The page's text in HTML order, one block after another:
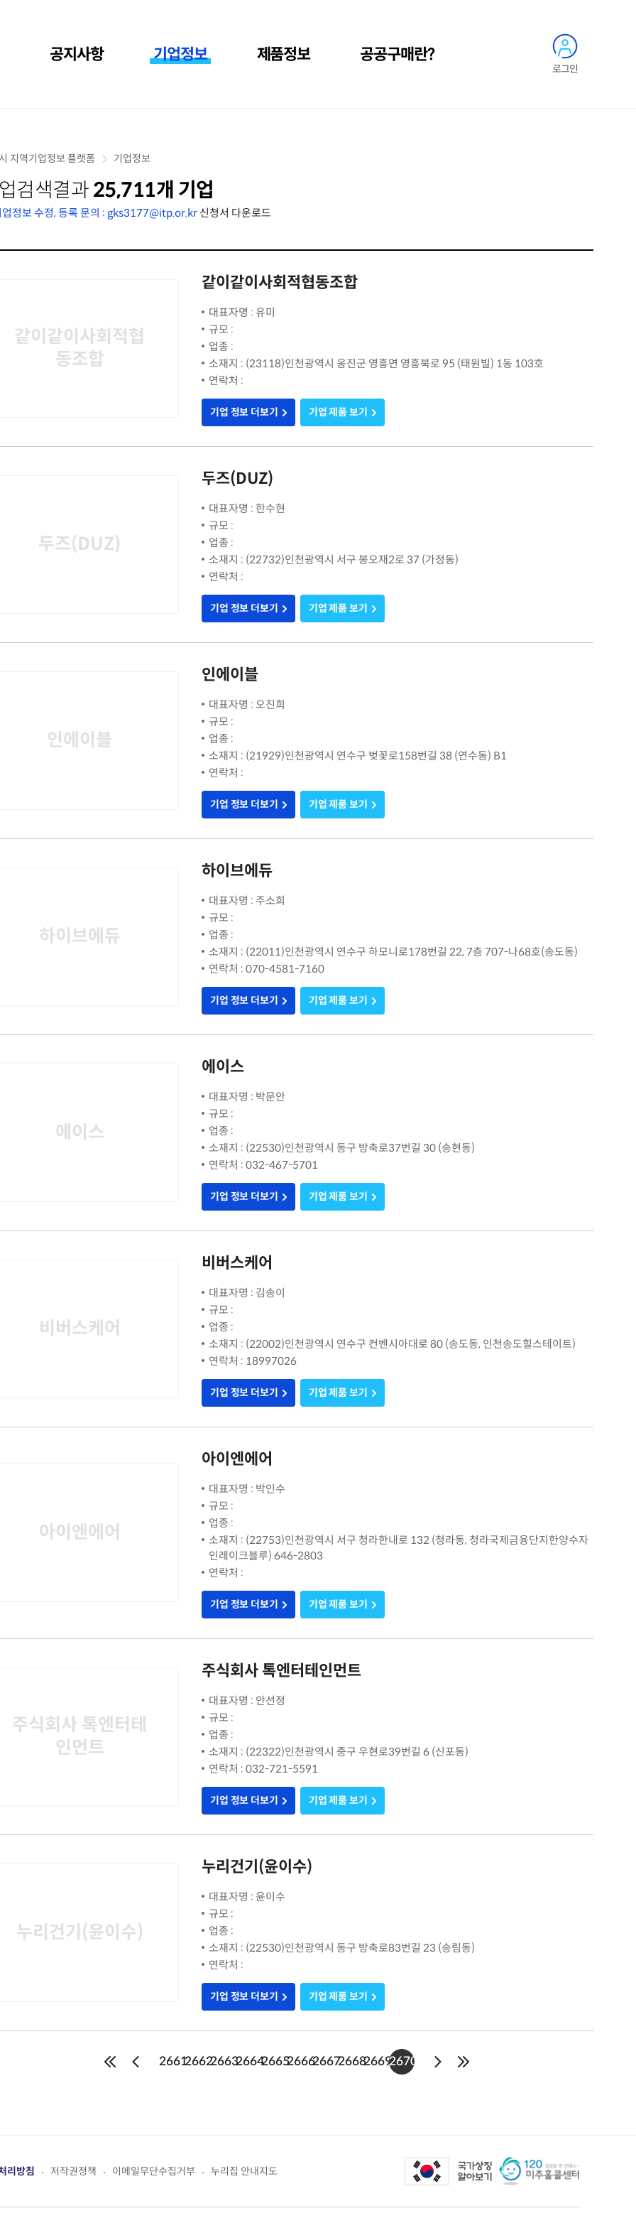
공지사항 기업정보 제품정보 공공구매란?
로그인
지역기업정보 플랫폼 기업정보
검색결과 25,711개 기업
정보 수정, 등록 문의 : gks3177@itp.or.kr 신청서 다운로드
같이같이사회적협
동조합
같이같이사회적협동조합
대표자명 : 유미
규모 :
업종 :
소재지 : (23118)인천광역시 옹진군 영흥면 영흥북로 95 (태원빌) 1동 103호
연락처 :
기업 정보 더보기 기업 제품 보기
두즈(DUZ)
두즈(DUZ)
대표자명 : 한수현
규모 :
업종 :
소재지 : (22732)인천광역시 서구 봉오재2로 37 (가정동)
연락처 :
기업 정보 더보기 기업 제품 보기
인에이블
인에이블
대표자명 : 오진희
규모 :
업종 :
소재지 : (21929)인천광역시 연수구 벚꽃로158번길 38 (연수동) B1
연락처 :
기업 정보 더보기 기업 제품 보기
하이브에듀
하이브에듀
대표자명 : 주소희
규모 :
업종 :
소재지 : (22011)인천광역시 연수구 하모니로178번길 22, 7층 707-나68호(송도동)
연락처 : 070-4581-7160
기업 정보 더보기 기업 제품 보기
에이스
에이스
대표자명 : 박문안
규모 :
업종 :
소재지 : (22530)인천광역시 동구 방축로37번길 30 (송현동)
연락처 : 032-467-5701
기업 정보 더보기 기업 제품 보기
비버스케어
비버스케어
대표자명 : 김송이
규모 :
업종 :
소재지 : (22002)인천광역시 연수구 컨벤시아대로 80 (송도동, 인천송도힐스테이트)
연락처 : 18997026
기업 정보 더보기 기업 제품 보기
아이엔에어
아이엔에어
대표자명 : 박인수
규모 :
업종 :
소재지 : (22753)인천광역시 서구 청라한내로 132 (청라동, 청라국제금융단지한양수자
인레이크블루) 646-2803
연락처 :
기업 정보 더보기 기업 제품 보기
주식회사 톡엔터테
인먼트
주식회사 톡엔터테인먼트
대표자명 : 안선정
규모 :
업종 :
소재지 : (22322)인천광역시 중구 우현로39번길 6 (신포동)
연락처 : 032-721-5591
기업 정보 더보기 기업 제품 보기
누리건기(윤이수)
누리건기(윤이수)
대표자명 : 윤이수
규모 :
업종 :
소재지 : (22530)인천광역시 동구 방축로83번길 23 (송림동)
연락처 :
기업 정보 더보기 기업 제품 보기
2661266226632664266526662667266826692670
리방침 저작권정책 이메일무단수집거부 누리집 안내지도